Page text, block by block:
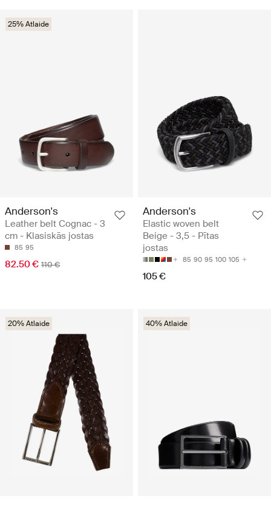
25% Atlaide
Anderson's
Leather belt Cognac - 3
cm - Klasiskās jostas
85 95
82.50 € 110 €
Anderson's
Elastic woven belt
Beige - 3,5 - Pītas
jostas
85 90 95 100 105
105 €
20% Atlaide 40% Atlaide